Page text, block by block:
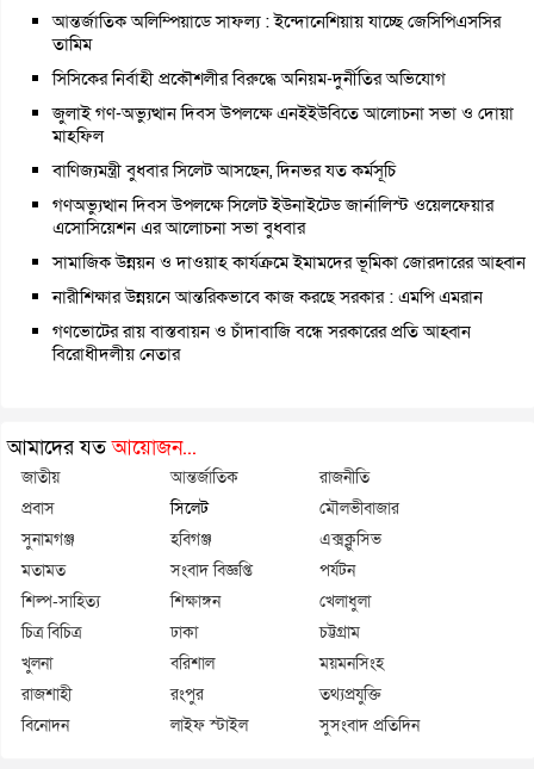
আন্তর্জাতিক অলিম্পিয়াডে সাফল্য : ইন্দোনেশিয়ায় যাচ্ছে জেসিপিএসসির
তামিম
সিসিকের নির্বাহী প্রকৌশলীর বিরুদ্ধে অনিয়ম-দুর্নীতির অভিযোগ
জুলাই গণ-অভ্যুত্থান দিবস উপলক্ষে এনইইউবিতে আলোচনা সভা ও দোয়া
মাহফিল
বাণিজ্যমন্ত্রী বুধবার সিলেট আসছেন, দিনভর যত কর্মসূচি
গণঅভ্যুত্থান দিবস উপলক্ষে সিলেট ইউনাইটেড জার্নালিস্ট ওয়েলফেয়ার
এসোসিয়েশন এর আলোচনা সভা বুধবার
সামাজিক উন্নয়ন ও দাওয়াহ কার্যক্রমে ইমামদের ভূমিকা জোরদারের আহ্বান
নারীশিক্ষার উন্নয়নে আন্তরিকভাবে কাজ করছে সরকার : এমপি এমরান
গণভোটের রায় বাস্তবায়ন ও চাঁদাবাজি বন্ধে সরকারের প্রতি আহ্বান
বিরোধীদলীয় নেতার
আমাদের যতআয়োজন...
জাতীয় আন্তর্জাতিক
রাজনীতি
প্রবাস
সিলেট
মৌলভীবাজার
সুনামগঞ্জ
হবিগঞ্জ
এক্সক্লুসিভ
মতামত
সংবাদ বিজ্ঞপ্তি
পর্যটন
শিল্প-সাহিত্য
শিক্ষাঙ্গন
খেলাধুলা
চিত্র বিচিত্র
ঢাকা
চট্টগ্রাম
খুলনা
বরিশাল
ময়মনসিংহ
রাজশাহী
রংপুর
তথ্যপ্রযুক্তি
বিনোদন
লাইফ স্টাইল সুসংবাদ প্রতিদিন